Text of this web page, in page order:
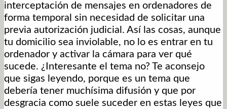
interceptación de mensajes en ordenadores de
forma temporal sin necesidad de solicitar una
previa autorización judicial. Así las cosas, aunque
tu domicilio sea inviolable, no lo es entrar en tu
ordenador y activar la cámara para ver qué
sucede. ¿Interesante el tema no? Te aconsejo
que sigas leyendo, porque es un tema que
debería tener muchísima difusión y que por
desgracia como suele suceder en estas leyes que